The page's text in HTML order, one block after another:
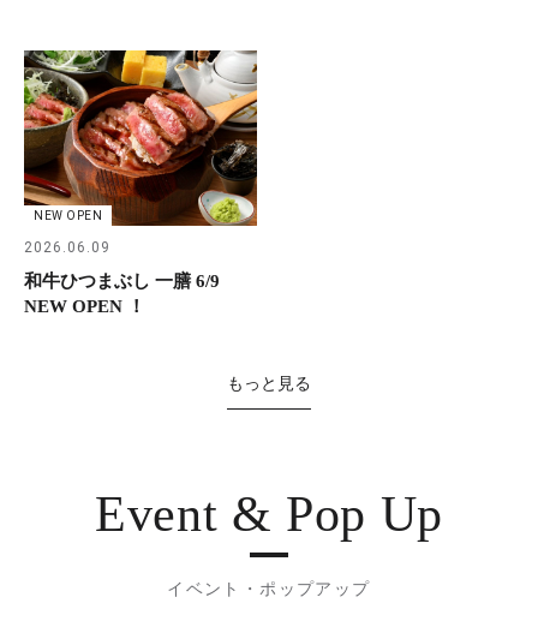
NEW OPEN
2026.06.09
和牛ひつまぶし 一膳 6/9
NEW OPEN ！
もっと見る
Event & Pop Up
イベント・ポップアップ